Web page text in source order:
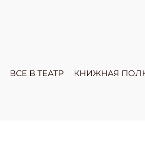
ВСЕ В ТЕАТР КНИЖНАЯ